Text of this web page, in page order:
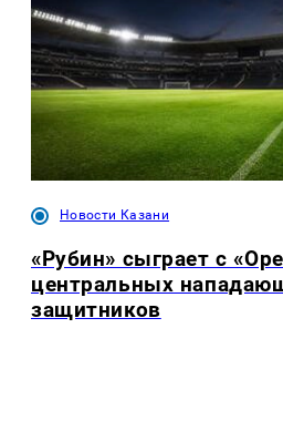
Новости Казани
«Рубин» сыграет с
центральных
защитников